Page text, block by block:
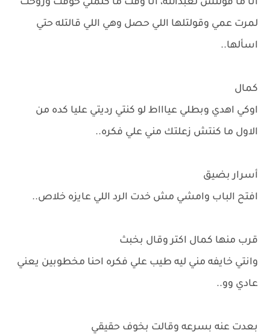
انا ما قولتش لعبدالله، انا وقت ما كلمني خوفت وروحت
لمرت عمي وقولتلها اللي حصل وهي اللي قالتله حتي
اسألها..
كمال
اوكي اهدي وبطلي عياااط لو كنتي رديتي عليا كده من
الاول ما كنتش زعلتك مني علي فكره..
أسرار بضيق
افتح الباب وامشي مش خدت الرد اللي عايزه خلاص..
قرب منها كمال اكتر وقال بخبث
وانتي خايفه مني ليه طيب علي فكره احنا مخطوبين يعني
عادي وو..
بعدت عنه بسرعه وقالت بخوف حقيقي